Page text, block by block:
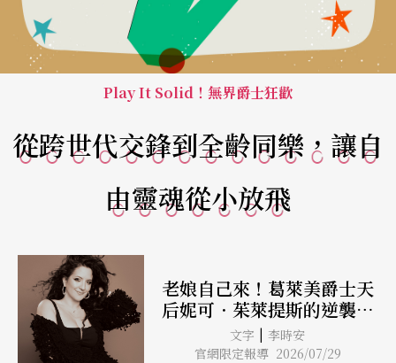
Play It Solid！無界爵士狂歡
從跨世代交鋒到全齡同樂，讓自
由靈魂從小放飛
老娘自己來！葛萊美爵士天
后妮可．茱萊提斯的逆襲傳
奇
文字 | 李時安
官網限定報導 2026/07/29